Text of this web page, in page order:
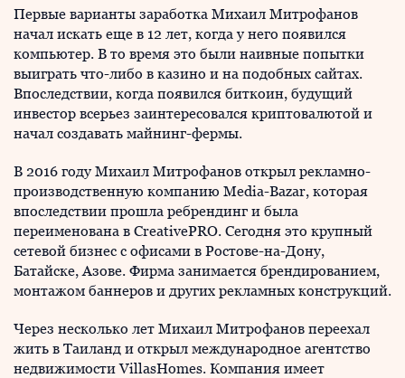
Первые варианты заработка Михаил Митрофанов
начал искать еще в 12 лет, когда у него появился
компьютер. В то время это были наивные попытки
выиграть что-либо в казино и на подобных сайтах.
Впоследствии, когда появился биткоин, будущий
инвестор всерьез заинтересовался криптовалютой и
начал создавать майнинг-фермы.
В 2016 году Михаил Митрофанов открыл рекламно-
производственную компанию Media-Bazar, которая
впоследствии прошла ребрендинг и была
переименована в CreativePRO. Сегодня это крупный
сетевой бизнес с офисами в Ростове-на-Дону,
Батайске, Азове. Фирма занимается брендированием,
монтажом баннеров и других рекламных конструкций.
Через несколько лет Михаил Митрофанов переехал
жить в Таиланд и открыл международное агентство
недвижимости VillasHomes. Компания имеет